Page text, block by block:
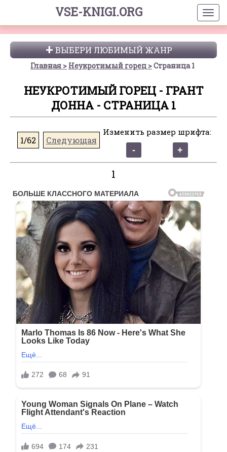
VSE-KNIGI.ORG
ВЫБЕРИ ЛЮБИМЫЙ ЖАНР
Главная Неукротимый горец Страница 1
НЕУКРОТИМЫЙ ГОРЕЦ - ГРАНТ
ДОННА - СТРАНИЦА 1
1/62 Следующая
Изменить размер шрифта:
1